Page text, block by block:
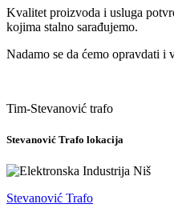
Kvalitet proizvoda i usluga
kojima stalno sarađujemo.
Nadamo se da ćemo opravdati i
Tim-Stevanović trafo
Stevanović Trafo lokacija
Stevanović Trafo